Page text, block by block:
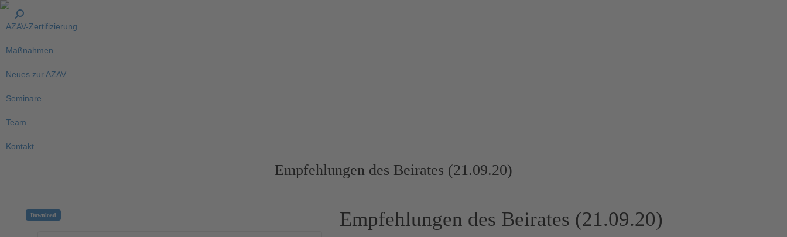
AZAV-Zertifizierung
Maßnahmen
Neues zur AZAV
Seminare
Team
Kontakt
Empfehlungen des Beirates (21.09.20)
Download Empfehlungen des Beirates (21.09.20)